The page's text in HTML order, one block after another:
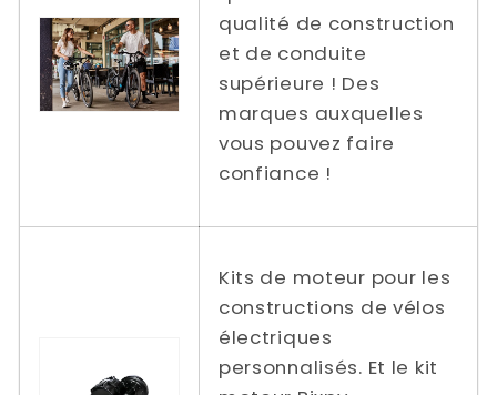
qualité de construction
et de conduite
supérieure ! Des
marques auxquelles
vous pouvez faire
confiance !
Kits de moteur pour les
constructions de vélos
électriques
personnalisés. Et le kit